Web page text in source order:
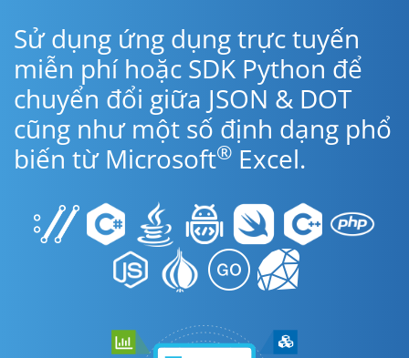
Sử dụng ứng dụng trực tuyến
miễn phí hoặc SDK Python để
chuyển đổi giữa JSON & DOT
cũng như một số định dạng phổ
biến từ Microsoft® Excel.